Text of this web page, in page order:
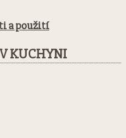
a použití
KUCHYNI